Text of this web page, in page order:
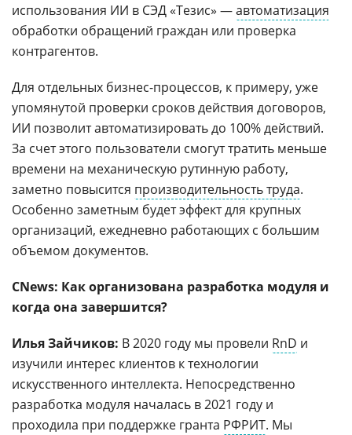
использования ИИ в СЭД «Тезис» —автоматизация
обработки обращений граждан или проверка
контрагентов.
Для отдельных бизнес-процессов, к примеру, уже
упомянутой проверки сроков действия договоров,
ИИ позволит автоматизировать до 100% действий.
За счет этого пользователи смогут тратить меньше
времени на механическую рутинную работу,
заметно повысится производительность труда.
Особенно заметным будет эффект для крупных
организаций, ежедневно работающих с большим
объемом документов.
CNews: Как организована разработка модуля и
когда она завершится?
Илья Зайчиков: В 2020 году мы провели RnD и
изучили интерес клиентов к технологии
искусственного интеллекта. Непосредственно
разработка модуля началась в 2021 году и
проходила при поддержке гранта РФРИТ. Мы